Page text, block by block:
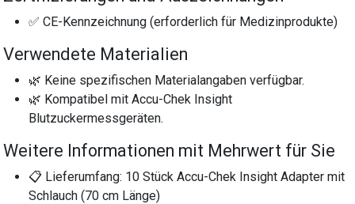
✅ CE-Kennzeichnung (erforderlich für Medizinprodukte)
Verwendete Materialien
🌿 Keine spezifischen Materialangaben verfügbar.
🌿 Kompatibel mit Accu-Chek Insight
Blutzuckermessgeräten.
Weitere Informationen mit Mehrwert für Sie
📋 Lieferumfang: 10 Stück Accu-Chek Insight Adapter mit
Schlauch (70 cm Länge)